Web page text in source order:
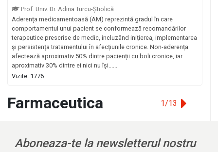
Prof. Univ. Dr. Adina Turcu-Știolică
Aderența medicamentoasă (AM) reprezintă gradul în care
comportamentul unui pacient se conformează recomandărilor
terapeutice prescrise de medic, incluzând inițierea, implementarea
și persistența tratamentului în afecțiunile cronice. Non-aderența
afectează aproximativ 50% dintre pacienții cu boli cronice, iar
aproximativ 30% dintre ei nici nu își......
Vizite: 1776
Farmaceutica 1/13
Aboneaza-te la newsletterul nostru